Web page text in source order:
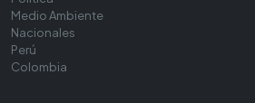
Medio Ambiente
Nacionales
Perú
Colombia